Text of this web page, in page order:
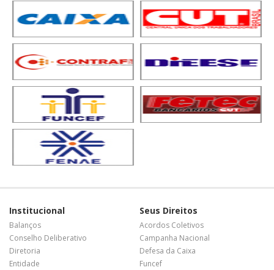
Institucional
Balanços
Conselho Deliberativo
Diretoria
Entidade
Seus Direitos
Acordos Coletivos
Campanha Nacional
Defesa da Caixa
Funcef